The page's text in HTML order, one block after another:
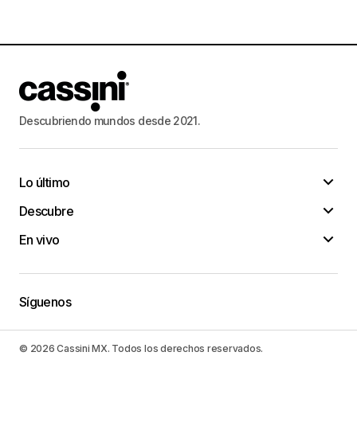
Descubriendo mundos desde 2021.
Lo último
Descubre
En vivo
Síguenos
© 2026 Cassini MX. Todos los derechos reservados.